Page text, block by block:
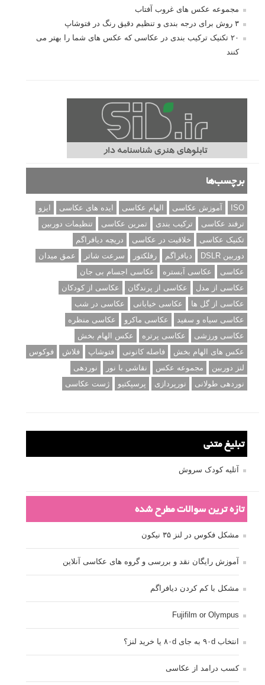
مجموعه عکس های غروب آفتاب
۳ روش برای درجه بندی و تنظیم دقیق رنگ در فتوشاپ
۲۰ تکنیک ترکیب بندی در عکاسی که عکس های شما را بهتر می
کنند
برچسب‌ها
ISO آموزش عکاسی الهام عکاسی ایده های عکاسی
ایزو
ترفند عکاسی
ترکیب بندی تمرین عکاسی
تنظیمات دوربین
تکنیک عکاسی
خلاقیت در عکاسی
دریچه دیافراگم
دوربین DSLR
دیافراگم رفلکتور سرعت شاتر
عمق میدان
عکاسی
عکاسی آبستره
عکاسی اجسام بی جان
عکاسی از مدل
عکاسی از پرندگان
عکاسی از کودکان
عکاسی از گل ها
عکاسی خیابانی
عکاسی در شب
عکاسی سیاه و سفید
عکاسی ماکرو
عکاسی منظره
عکاسی ورزشی
عکاسی پرتره
عکس الهام بخش
عکس های الهام بخش
فاصله کانونی فتوشاپ فلاش
فوکوس
لنز دوربین
مجموعه عکس نقاشی با نور
نوردهی
نوردهی طولانی
نورپردازی پرسپکتیو ژست عکاسی
تبلیغ متنی
آتلیه کودک سروش
تازه ترین سوالات مطرح شده
مشکل فکوس در لنز ۳۵ نیکون
آموزش رایگان نقد و بررسی و گروه های عکاسی آنلاین
مشکل با کم کردن دیافراگم
Fujifilm or Olympus
انتخاب ۹۰d به جای ۸۰d یا خرید لنز؟
کسب درامد از عکاسی